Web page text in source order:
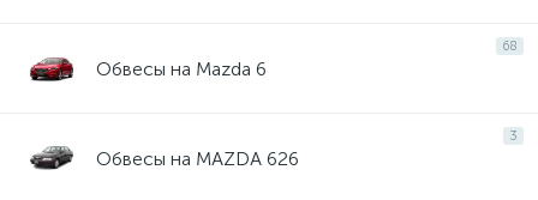
68
Обвесы на Mazda 6
3
Обвесы на MAZDA 626